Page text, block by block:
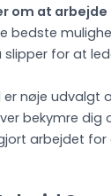
om at
bedste
for at
nøje udvalgt
bekymre dig
arbejdet for